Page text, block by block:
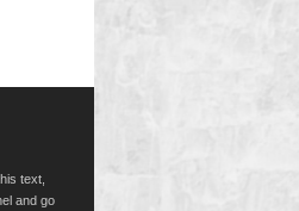
text,
and go